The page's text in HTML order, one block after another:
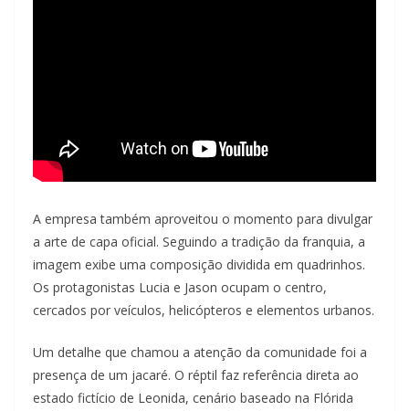
A empresa também aproveitou o momento para divulgar
a arte de capa oficial. Seguindo a tradição da franquia, a
imagem exibe uma composição dividida em quadrinhos.
Os protagonistas Lucia e Jason ocupam o centro,
cercados por veículos, helicópteros e elementos urbanos.
Um detalhe que chamou a atenção da comunidade foi a
presença de um jacaré. O réptil faz referência direta ao
estado fictício de Leonida, cenário baseado na Flórida